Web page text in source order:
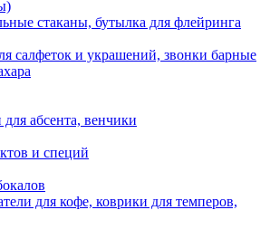
стаканы, бутылка для флейринга
салфеток и украшений, звонки барные
абсента, венчики
и специй
для кофе, коврики для темперов,